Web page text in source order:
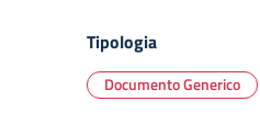
Tipologia
Documento Generico